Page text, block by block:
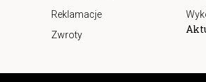
Reklamacje
Zwroty